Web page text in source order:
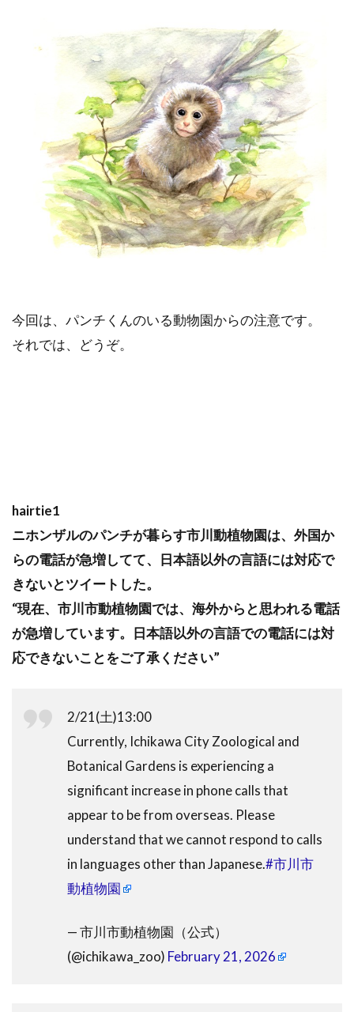
今回は、パンチくんのいる動物園からの注意です。
それでは、どうぞ。
hairtie1
ニホンザルのパンチが暮らす市川動植物園は、外国か
らの電話が急増してて、日本語以外の言語には対応で
きないとツイートした。
“現在、市川市動植物園では、海外からと思われる電話
が急増しています。日本語以外の言語での電話には対
応できないことをご了承ください”
2/21(土)13:00
Currently, Ichikawa City Zoological and
Botanical Gardens is experiencing a
significant increase in phone calls that
appear to be from overseas. Please
understand that we cannot respond to calls
in languages ​​other than Japanese.#市川市
動植物園
— 市川市動植物園（公式）
(@ichikawa_zoo) February 21, 2026